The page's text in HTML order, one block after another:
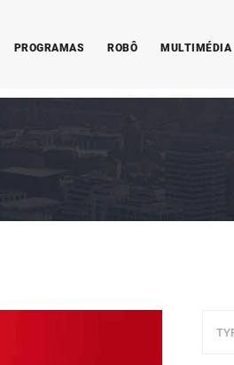
PROGRAMAS ROBÔ MULTIMÉDIA